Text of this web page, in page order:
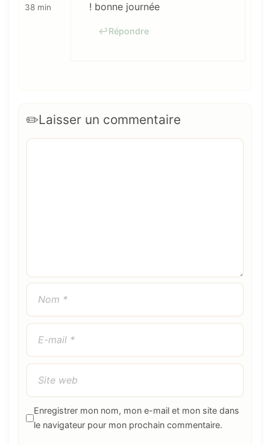
38 min
! bonne journée
Répondre
Laisser un commentaire
Enregistrer mon nom, mon e-mail et mon site dans
le navigateur pour mon prochain commentaire.